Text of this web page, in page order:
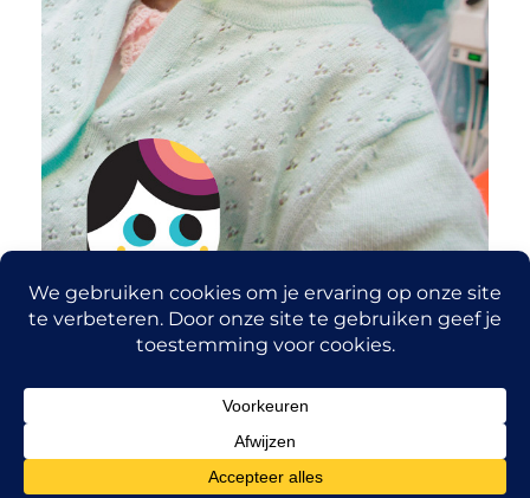
Tafelronde 140
Home Over ons Nieuws Contact